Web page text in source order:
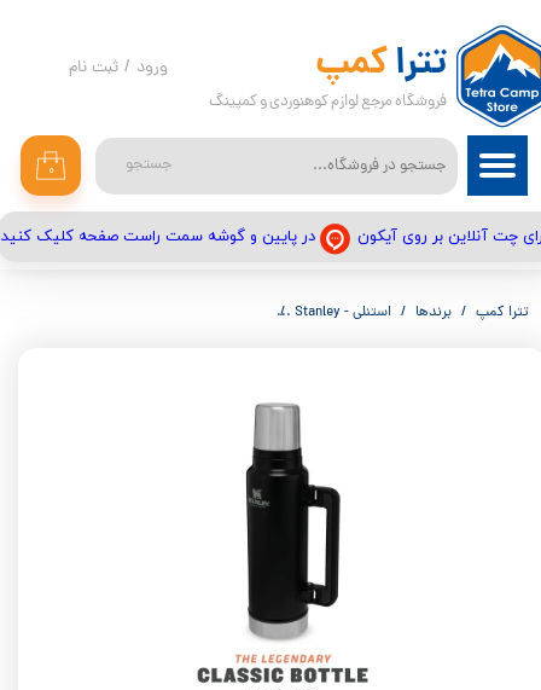
جستجو ۰
ورود / ثبت نام
حساب کاربری من
تغییر گذر واژه
سفارشات
خروج از حساب کاربری
چت آنلاین بر روی آیکون در پایین و گوشه سمت راست صفحه کلیک کنید
تتراکمپ
فروشگاه مرجع لوازم کوهنوردی و کمپینگ
تترا کمپ برندها استنلی - Stanley